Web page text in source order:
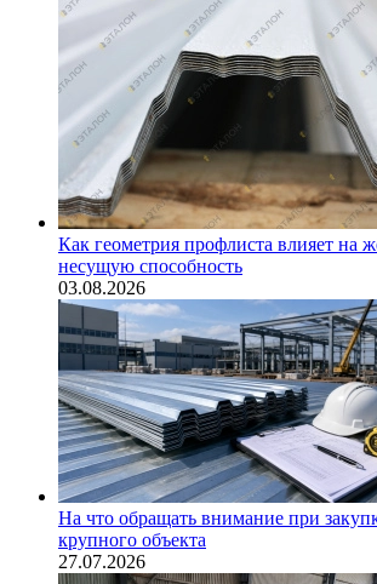
Как геометрия профлиста влияет на
несущую способность
03.08.2026
На что обращать внимание при
крупного объекта
27.07.2026